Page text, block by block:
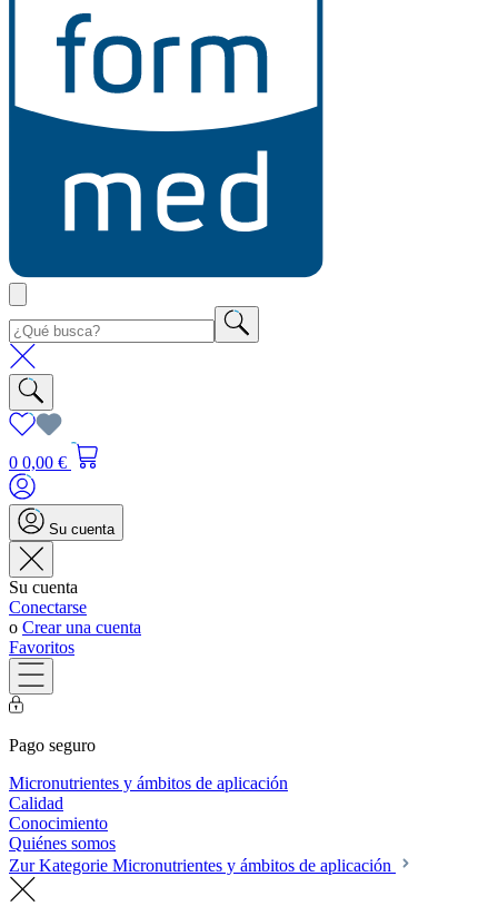
0 0,00 €
Su cuenta
Su cuenta
Conectarse
o Crear una cuenta
Favoritos
Pago seguro
Micronutrientes y ámbitos de aplicación
Calidad
Conocimiento
Quiénes somos
Zur Kategorie Micronutrientes y ámbitos de aplicación